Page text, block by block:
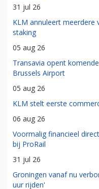
31 jul 26
KLM annuleert meerdere
staking
05 aug 26
Transavia opent
Brussels Airport
05 aug 26
KLM stelt eerste
06 aug 26
Voormalig financieel
bij ProRail
31 jul 26
Groningen vanaf nu
uur rijden'